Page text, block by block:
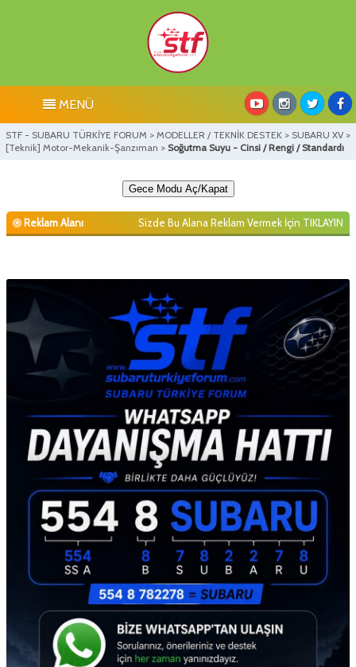
MENÜ
STF - SUBARU TÜRKİYE FORUM > MODELLER / TEKNİK DESTEK > SUBARU XV >
[Teknik] Motor-Mekanik-Şanzıman > Soğutma Suyu - Cinsi / Rengi / Standardı
Gece Modu Aç/Kapat
Reklam Alanı Sizde Bu Alana Reklam Vermek İçin TIKLAYIN